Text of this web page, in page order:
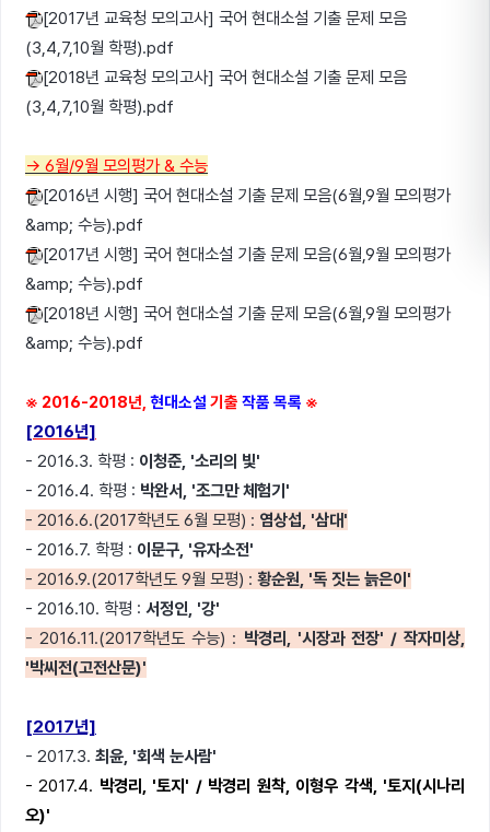
[2017년 교육청 모의고사] 국어 현대소설 기출 문제 모음
(3,4,7,10월 학평).pdf
[2018년 교육청 모의고사] 국어 현대소설 기출 문제 모음
(3,4,7,10월 학평).pdf
→ 6월/9월 모의평가 & 수능
[2016년 시행] 국어 현대소설 기출 문제 모음(6월,9월 모의평가
&amp; 수능).pdf
[2017년 시행] 국어 현대소설 기출 문제 모음(6월,9월 모의평가
&amp; 수능).pdf
[2018년 시행] 국어 현대소설 기출 문제 모음(6월,9월 모의평가
&amp; 수능).pdf
※ 2016-2018년, 현대소설 기출 작품 목록 ※
[2016년]
- 2016.3. 학평 : 이청준, '소리의 빛'
- 2016.4. 학평 : 박완서, '조그만 체험기'
- 2016.6.(2017학년도 6월 모평) : 염상섭, '삼대'
- 2016.7. 학평 : 이문구, '유자소전'
- 2016.9.(2017학년도 9월 모평) : 황순원, '독 짓는 늙은이'
- 2016.10. 학평 : 서정인, '강'
- 2016.11.(2017학년도 수능) : 박경리, '시장과 전장' / 작자미상,
'박씨전(고전산문)'
[2017년]
- 2017.3. 최윤, '회색 눈사람'
- 2017.4. 박경리, '토지' / 박경리 원착, 이형우 각색, '토지(시나리
오)'